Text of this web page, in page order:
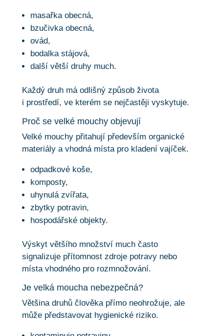
masařka obecná,
bzučivka obecná,
ovád,
bodalka stájová,
další větší druhy much.
Každý druh má odlišný způsob života
i prostředí, ve kterém se nejčastěji vyskytuje.
Proč se velké mouchy objevují
Velké mouchy přitahují především organické
materiály a vhodná místa pro kladení vajíček.
odpadkové koše,
komposty,
uhynulá zvířata,
zbytky potravin,
hospodářské objekty.
Výskyt většího množství much často
signalizuje přítomnost zdroje potravy nebo
místa vhodného pro rozmnožování.
Je velká moucha nebezpečná?
Většina druhů člověka přímo neohrožuje, ale
může představovat hygienické riziko.